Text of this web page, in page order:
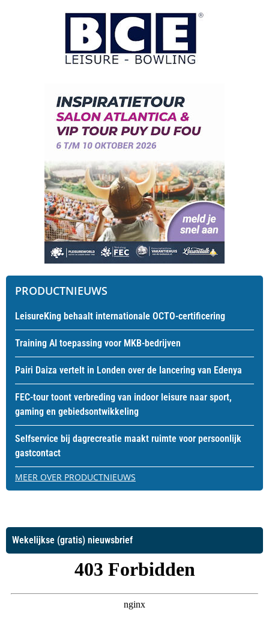
PRODUCTNIEUWS
LeisureKing behaalt internationale OCTO-certificering
Training AI toepassing voor MKB-bedrijven
Pairi Daiza vertelt in Londen over de lancering van Edenya
FEC-tour toont verbreding van indoor leisure naar sport,
gaming en gebiedsontwikkeling
Selfservice bij dagrecreatie maakt ruimte voor persoonlijk
gastcontact
MEER OVER PRODUCTNIEUWS
Wekelijkse (gratis) nieuwsbrief